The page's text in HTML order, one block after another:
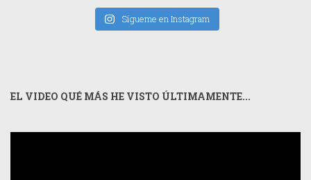
Sígueme en Instagram
EL VIDEO QUÉ MÁS HE VISTO ÚLTIMAMENTE...